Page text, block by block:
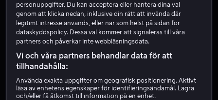
Spawn
5.2 Action 1997 1 h 32 min
11 år
HD
Hyr 49 kr
personuppgifter. Du kan acceptera eller hantera dina val
genom att klicka nedan, inklusive din rätt att invända där
legitimt intresse används, eller när som helst på sidan för
dataskyddspolicy. Dessa val kommer att signaleras till våra
partners och påverkar inte webbläsningsdata.
Vi och våra partners behandlar data för att
tillhandahålla:
Använda exakta uppgifter om geografisk positionering. Aktivt
läsa av enhetens egenskaper för identifieringsändamål. Lagra
och/eller få åtkomst till information på en enhet.